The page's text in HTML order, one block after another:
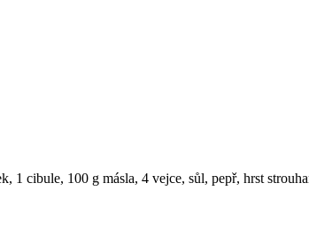
1 cibule, 100 g másla, 4 vejce, sůl, pepř, hrst